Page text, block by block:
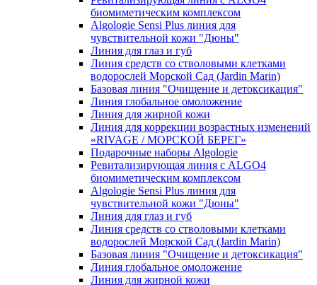
биомиметическим комплексом
Algologie Sensi Plus линия для
чувcтвительной кожи "Дюны"
Линия для глаз и губ
Линия средств со стволовыми клетками
водорослей Морской Сад (Jardin Marin)
Базовая линия "Очищение и детоксикация"
Линия глобальное омоложение
Линия для жирной кожи
Линия для коррекции возрастных изменений
«RIVAGE / МОРСКОЙ БЕРЕГ»
Подарочные наборы Algologie
Ревитализирующая линия с ALGO4
биомиметическим комплексом
Algologie Sensi Plus линия для
чувcтвительной кожи "Дюны"
Линия для глаз и губ
Линия средств со стволовыми клетками
водорослей Морской Сад (Jardin Marin)
Базовая линия "Очищение и детоксикация"
Линия глобальное омоложение
Линия для жирной кожи